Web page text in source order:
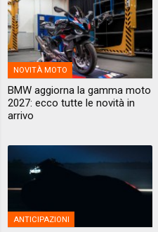
NOVITÀ MOTO
BMW aggiorna la gamma moto
2027: ecco tutte le novità in
arrivo
ANTICIPAZIONI